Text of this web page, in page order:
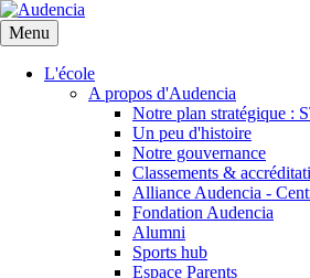
Aller
au
contenu
principal
Menu
L'école
A propos d'Audencia
Notre plan stratégique :
Un peu d'histoire
Notre gouvernance
Classements &
Alliance Audencia -
Fondation Audencia
Alumni
Sports hub
Espace Parents